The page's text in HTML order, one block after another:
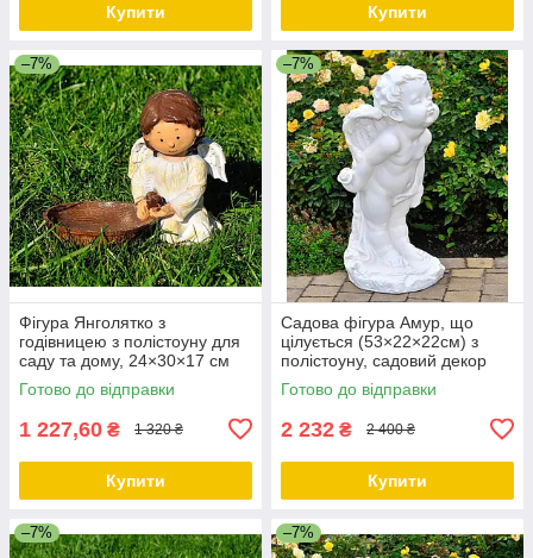
Купити Купити
–7%
Фігура Янголятко з
годівницею з полістоуну для
саду та дому, 24×30×17 см
Готово до відправки
1 227,60 ₴ 1 320 ₴
Купити
–7%
Садова фігура Амур, що
цілується (53×22×22см) з
полістоуну, садовий декор
для дому
Готово до відправки
2 232 ₴ 2 400 ₴
Купити
–7% –7%